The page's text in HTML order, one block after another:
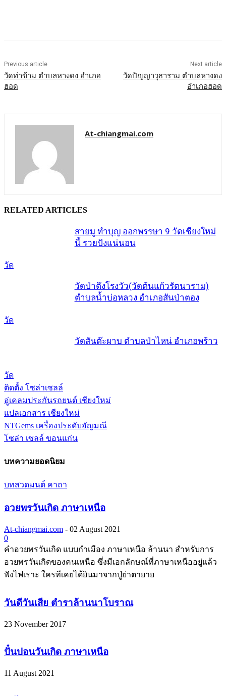
Previous article
วัดท่าข้าม ตำบลหางดง อำเภอ
ฮอด
Next article
วัดปัญญาวุธาราม ตำบลหางดง
อำเภอฮอด
At-chiangmai.com
RELATED ARTICLES
วัด
สายมู ทำบุญ ออกพรรษา 9 วัดเชียงใหม่
นี้ รวยปังแน่นอน
วัด
วัดป่าตึงโรงวัว(วัดต้นแก้วรัตนาราม)
ตำบลน้ำบ่อหลวง อำเภอสันป่าตอง
วัด
วัดสันต๊ะผาบ ตำบลป่าไหน่ อำเภอพร้าว
ติดตั้ง โซล่าเซลล์
อู่เคลมประกันรถยนต์ เชียงใหม่
แปลเอกสาร เชียงใหม่
NTGems เครื่องประดับอัญมณี
โซล่า เซลล์ ขอนแก่น
บทความยอดนิยม
บทสวดมนต์ คาถา
อวยพรวันเกิด ภาษาเหนือ
At-chiangmai.com - 02 August 2021
0
คำอวยพรวันเกิด แบบกำเมือง ภาษาเหนือ ล้านนา สำหรับการ
อวยพรวันเกิดของคนเหนือ ซึ่งมีเอกลักษณ์ที่ภาษาเหนืออยู่แล้ว
ฟังไฟเราะ ใครทีเคยได้ยินมาจากปู่ย่าตายาย
วันดีวันเสีย ตำราล้านนาโบราณ
23 November 2017
ปั๋นปอนวันเกิด ภาษาเหนือ
11 August 2021